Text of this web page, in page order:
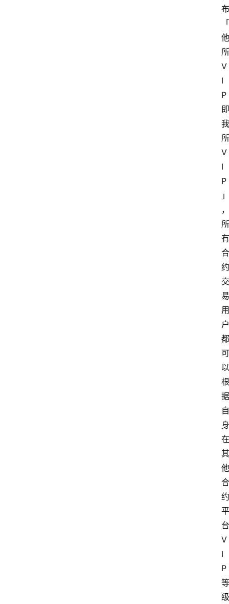
布
「
他
所
V
I
P
即
我
所
V
I
P
」
，
所
有
合
约
交
易
用
户
都
可
以
根
据
自
身
在
其
他
合
约
平
台
V
I
P
等
级